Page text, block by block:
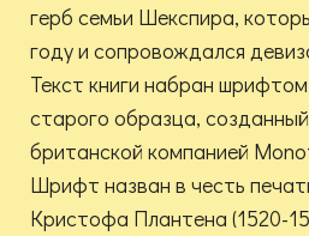
герб семьи Шекспира,
году и сопровождался
Текст книги набран
старого образца,
британской компанией
Шрифт назван в честь
Кристофа Плантена (1520-